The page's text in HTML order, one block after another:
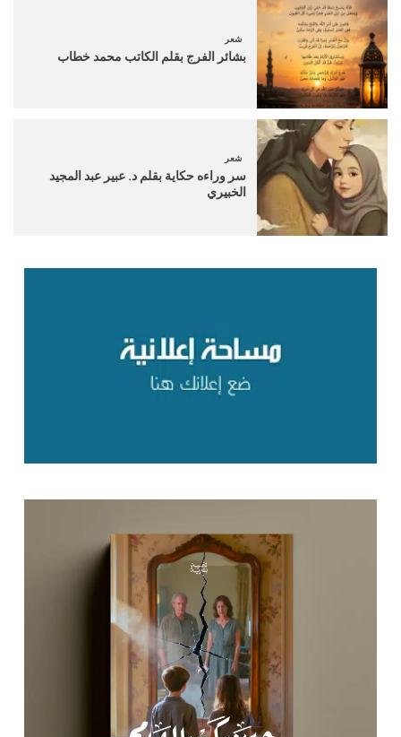
شعر
بشائر الفرج بقلم الكاتب محمد خطاب
شعر
سر وراءه حكاية بقلم د. عبير عبد المجيد
الخبيري